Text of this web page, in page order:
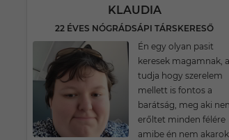
KLAUDIA
22 ÉVES NÓGRÁDSÁPI TÁRSKERESŐ
Én egy olyan pasit
keresek magamnak,
tudja hogy szerelem
mellett is fontos a
barátság, meg aki
erőltet minden félére
amibe én nem akarok